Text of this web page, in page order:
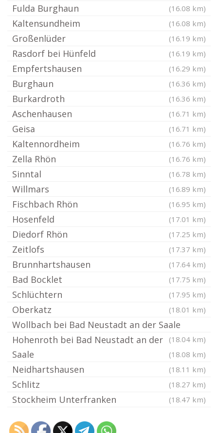
Fulda Burghaun (16.08 km)
Kaltensundheim (16.08 km)
Großenlüder (16.19 km)
Rasdorf bei Hünfeld (16.19 km)
Empfertshausen (16.29 km)
Burghaun (16.36 km)
Burkardroth (16.36 km)
Aschenhausen (16.71 km)
Geisa (16.71 km)
Kaltennordheim (16.76 km)
Zella Rhön (16.76 km)
Sinntal (16.78 km)
Willmars (16.89 km)
Fischbach Rhön (16.95 km)
Hosenfeld (17.01 km)
Diedorf Rhön (17.25 km)
Zeitlofs (17.37 km)
Brunnhartshausen (17.64 km)
Bad Bocklet (17.75 km)
Schlüchtern (17.95 km)
Oberkatz (18.01 km)
Wollbach bei Bad Neustadt an der Saale
(18.04 km)
Hohenroth bei Bad Neustadt an der
Saale
(18.08 km)
Neidhartshausen (18.11 km)
Schlitz (18.27 km)
Stockheim Unterfranken (18.47 km)